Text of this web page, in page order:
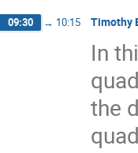
09:30 → 10:15 Timothy
In
the